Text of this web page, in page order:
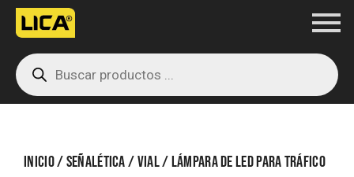
contenido
Products
search
Inicio/Señalética/Vial/ Lámpara de led para tráfico